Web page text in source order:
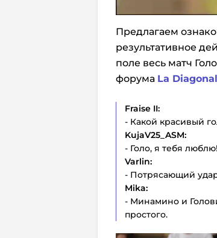
Предлагаем
результативное
поле весь матч
форума La
Fraise II:
- Какой красивый
KujaV25_ ASM:
- Голо, я тебя люблю!
Varlin:
- Потрясающий
Mika:
- Минамино и
простого.